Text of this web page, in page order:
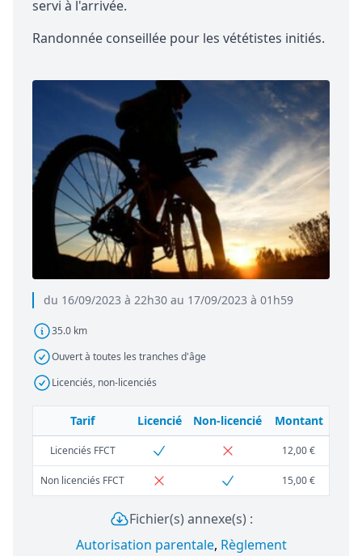
du 16/09/2023 à 22h30 au 17/09/2023 à 01h59
35.0 km
Ouvert à toutes les tranches d'âge
Licenciés, non-licenciés
servi à l'arrivée.
Randonnée conseillée pour les vététistes initiés.
Tarif Licencié Non-licencié Montant
Licenciés FFCT 12,00 €
Non licenciés FFCT 15,00 €
Fichier(s) annexe(s) :
Autorisation parentale, Règlement